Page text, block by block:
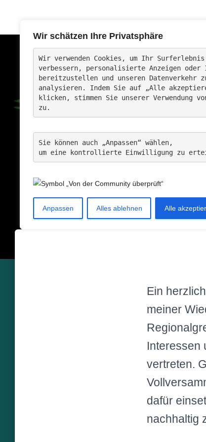
Wir schätzen Ihre Privatsphäre
Wir verwenden Cookies, um Ihr
verbessern, personalisierte Anzeigen oder
bereitzustellen und unseren Datenverkehr
analysieren. Indem Sie auf „Alle
klicken, stimmen Sie unserer Verwendung
zu.
Sie können auch „Anpassen“ wählen,
um eine kontrollierte Einwilligung zu
Anpassen Alles ablehnen Alle
Vielen
Ein
meiner
Interessen
vertreten.
dafür
nachhaltig